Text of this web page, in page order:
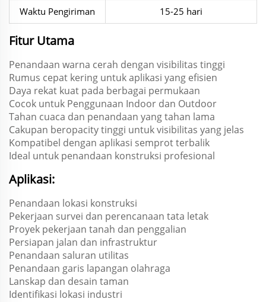
Waktu Pengiriman 15-25 hari
Fitur Utama
Penandaan warna cerah dengan visibilitas tinggi
Rumus cepat kering untuk aplikasi yang efisien
Daya rekat kuat pada berbagai permukaan
Cocok untuk Penggunaan Indoor dan Outdoor
Tahan cuaca dan penandaan yang tahan lama
Cakupan beropacity tinggi untuk visibilitas yang jelas
Kompatibel dengan aplikasi semprot terbalik
Ideal untuk penandaan konstruksi profesional
Aplikasi:
Penandaan lokasi konstruksi
Pekerjaan survei dan perencanaan tata letak
Proyek pekerjaan tanah dan penggalian
Persiapan jalan dan infrastruktur
Penandaan saluran utilitas
Penandaan garis lapangan olahraga
Lanskap dan desain taman
Identifikasi lokasi industri